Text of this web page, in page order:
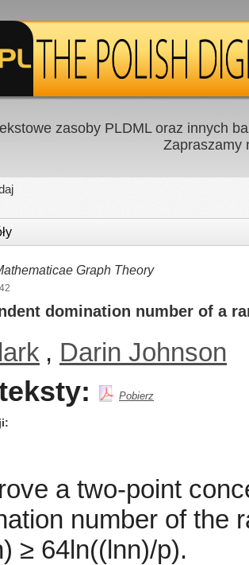
zasoby PLDML oraz innych
Zapraszamy
Graph Theory
domination number of a
, Darin Johnson
Pobierz
a two-point
number of the
≥ 64ln((lnn)/p).